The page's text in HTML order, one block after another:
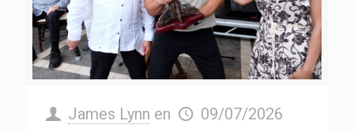
James Lynn en 09/07/2026